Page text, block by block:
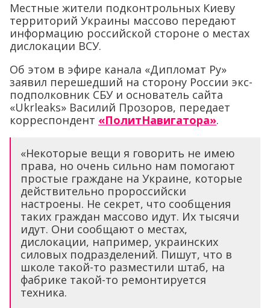
Местные жители подконтрольных Киеву
территорий Украины массово передают
информацию российской стороне о местах
дислокации ВСУ.
Об этом в эфире канала «Дипломат Ру»
заявил перешедший на сторону России экс-
подполковник СБУ и основатель сайта
«Ukrleaks» Василий Прозоров, передает
корреспондент «ПолитНавигатора».
«Некоторые вещи я говорить не имею
права, но очень сильно нам помогают
простые граждане на Украине, которые
действительно пророссийски
настроены. Не секрет, что сообщения
таких граждан массово идут. Их тысячи
идут. Они сообщают о местах,
дислокации, например, украинских
силовых подразделений. Пишут, что в
школе такой-то разместили штаб, на
фабрике такой-то ремонтируется
техника.